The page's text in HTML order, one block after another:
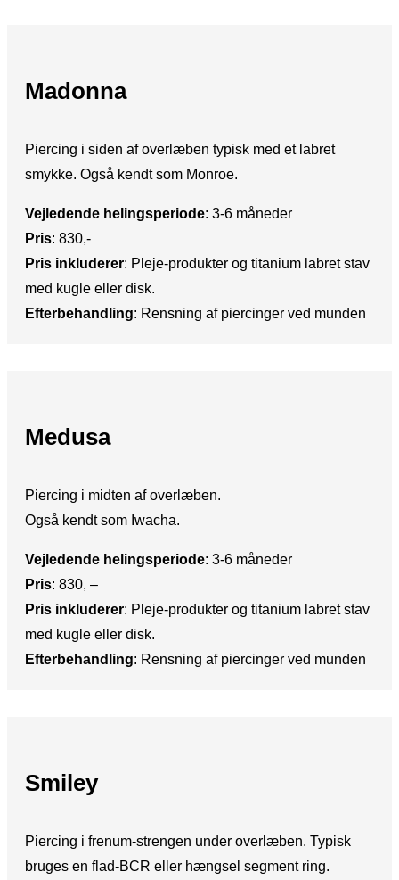
Madonna
Piercing i siden af overlæben typisk med et labret
smykke. Også kendt som Monroe.
Vejledende helingsperiode:​ 3-6 måneder
Pris: ​830,-
Pris inkluderer:​ Pleje-produkter og titanium labret stav
med kugle eller disk.
Efterbehandling: ​Rensning af piercinger ved munden
Medusa
Piercing i midten af overlæben.
Også kendt som Iwacha.
Vejledende helingsperiode:​ 3-6 måneder
Pris:​ 830, –
Pris inkluderer: Pleje-produkter og titanium labret stav
med kugle eller disk.
Efterbehandling:​ Rensning af piercinger ved munden
Smiley
Piercing i frenum-strengen under overlæben. Typisk
bruges en flad-BCR eller hængsel segment ring.